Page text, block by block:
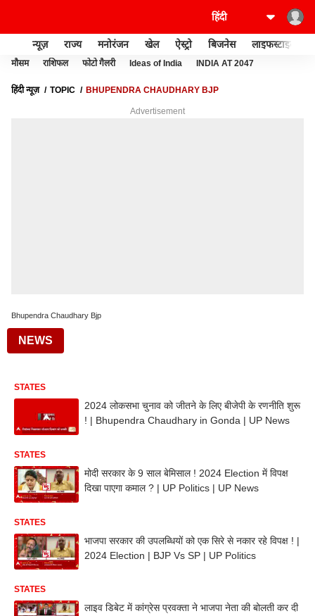
न्यूज़ राज्य मनोरंजन खेल ऐस्ट्रो बिजनेस लाइफस्टाइल
मौसम राशिफल फोटो गैलरी Ideas of India INDIA AT 2047
हिंदी न्यूज़ TOPIC BHUPENDRA CHAUDHARY BJP
Advertisement
Bhupendra Chaudhary Bjp
NEWS
STATES
2024 लोकसभा चुनाव को जीतने के लिए बीजेपी के रणनीति शुरू
! | Bhupendra Chaudhary in Gonda | UP News
STATES
मोदी सरकार के 9 साल बेमिसाल ! 2024 Election में विपक्ष
दिखा पाएगा कमाल ? | UP Politics | UP News
STATES
भाजपा सरकार की उपलब्धियों को एक सिरे से नकार रहे विपक्ष ! |
2024 Election | BJP Vs SP | UP Politics
STATES
लाइव डिबेट में कांग्रेस प्रवक्ता ने भाजपा नेता की बोलती कर दी